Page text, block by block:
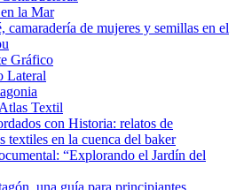
la Mar
camaradería de mujeres y semillas en el
Gráfico
Lateral
Textil
con Historia: relatos de
textiles en la cuenca del baker
“Explorando el Jardín del
una guía para principiantes